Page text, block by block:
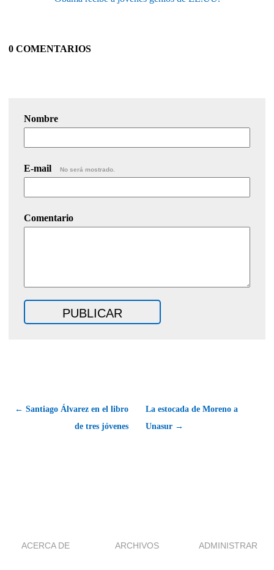
0 COMENTARIOS
Nombre
E-mail No será mostrado.
Comentario
← Santiago Álvarez en el libro
de tres jóvenes
La estocada de Moreno a
Unasur →
ACERCA DE ARCHIVOS ADMINISTRAR